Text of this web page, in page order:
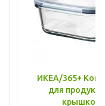
ИКЕА/365+
для
крышкой,